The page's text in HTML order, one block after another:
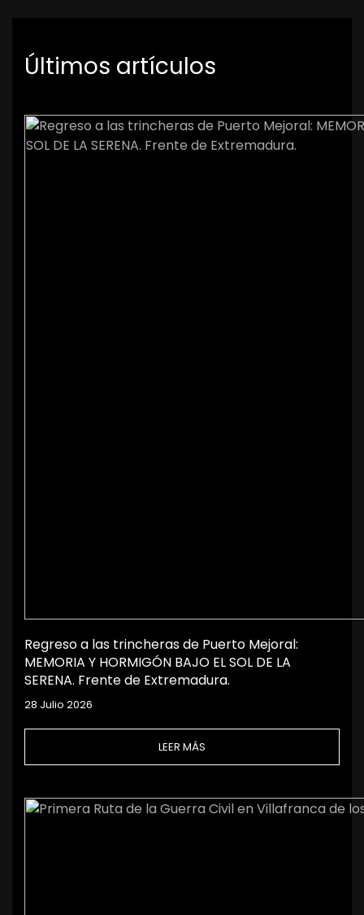
Últimos artículos
Regreso a las trincheras de Puerto Mejoral:
MEMORIA Y HORMIGÓN BAJO EL SOL DE LA
SERENA. Frente de Extremadura.
28 Julio 2026
LEER MÁS